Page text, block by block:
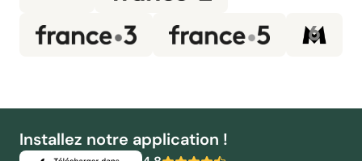
Installez notre application !